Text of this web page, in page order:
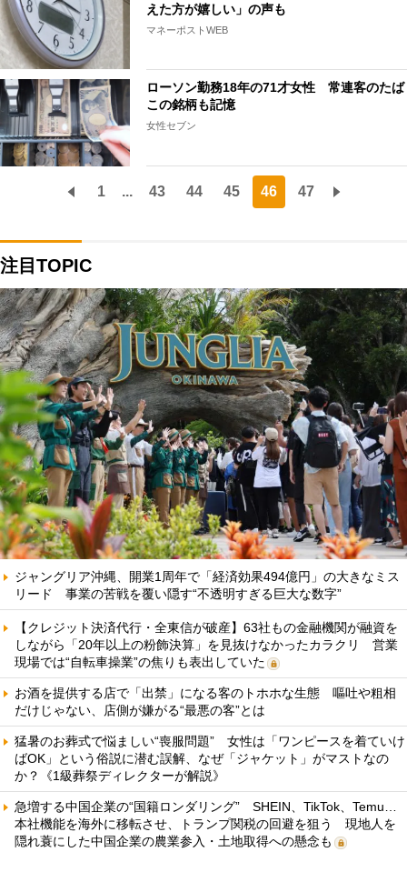
えた方が嬉しい」の声も
マネーポストWEB
ローソン勤務18年の71才女性 常連客のたば
この銘柄も記憶
女性セブン
1 ... 43 44 45 46 47
注目TOPIC
ジャングリア沖縄、開業1周年で「経済効果494億円」の大きなミス
リード 事業の苦戦を覆い隠す“不透明すぎる巨大な数字”
【クレジット決済代行・全東信が破産】63社もの金融機関が融資を
しながら「20年以上の粉飾決算」を見抜けなかったカラクリ 営業
現場では“自転車操業”の焦りも表出していた
お酒を提供する店で「出禁」になる客のトホホな生態 嘔吐や粗相
だけじゃない、店側が嫌がる“最悪の客”とは
猛暑のお葬式で悩ましい“喪服問題” 女性は「ワンピースを着ていけ
ばOK」という俗説に潜む誤解、なぜ「ジャケット」がマストなの
か？《1級葬祭ディレクターが解説》
急増する中国企業の“国籍ロンダリング” SHEIN、TikTok、Temu…
本社機能を海外に移転させ、トランプ関税の回避を狙う 現地人を
隠れ蓑にした中国企業の農業参入・土地取得への懸念も